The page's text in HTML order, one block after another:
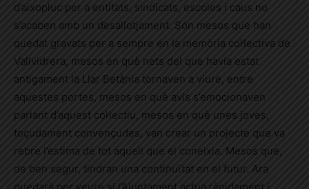
d’aixopluc per a entitats, sindicats, escoles i caus no
s’acaben amb un desallotjament. Són mesos que han
quedat gravats per a sempre en la memòria col·lectiva de
Vallvidrera, mesos en què nets del que havia estat
antigament la Llar Betània tornaven a viure, entre
aquestes portes, mesos en què avis s’emocionaven
parlant d’aquest col·lectiu, mesos en què unes joves,
toçudament convençudes, van crear un projecte que va
rebre l’estima de tot aquell que el coneixia. Mesos que,
de ben segur, tindran una continuïtat en el futur. Ara